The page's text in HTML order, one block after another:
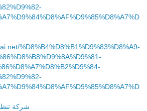
%D8%B4%D8%B1%D9%83%D8%A9-
شركة